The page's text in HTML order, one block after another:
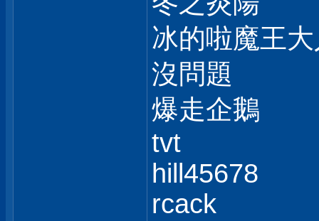
冰的啦魔王
沒問題
爆走企鵝
tvt
hill45678
rcack